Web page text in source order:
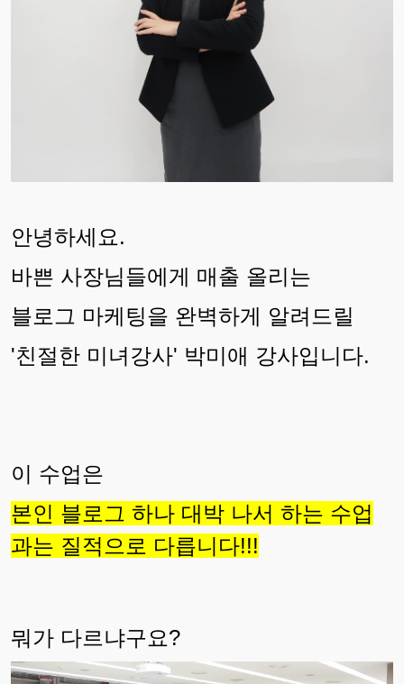
안녕하세요.
바쁜 사장님들에게 매출 올리는
블로그 마케팅을 완벽하게 알려드릴
'친절한 미녀강사' 박미애 강사입니다.
이 수업은
본인 블로그 하나 대박 나서 하는 수업
과는 질적으로 다릅니다!!!
뭐가 다르냐구요?